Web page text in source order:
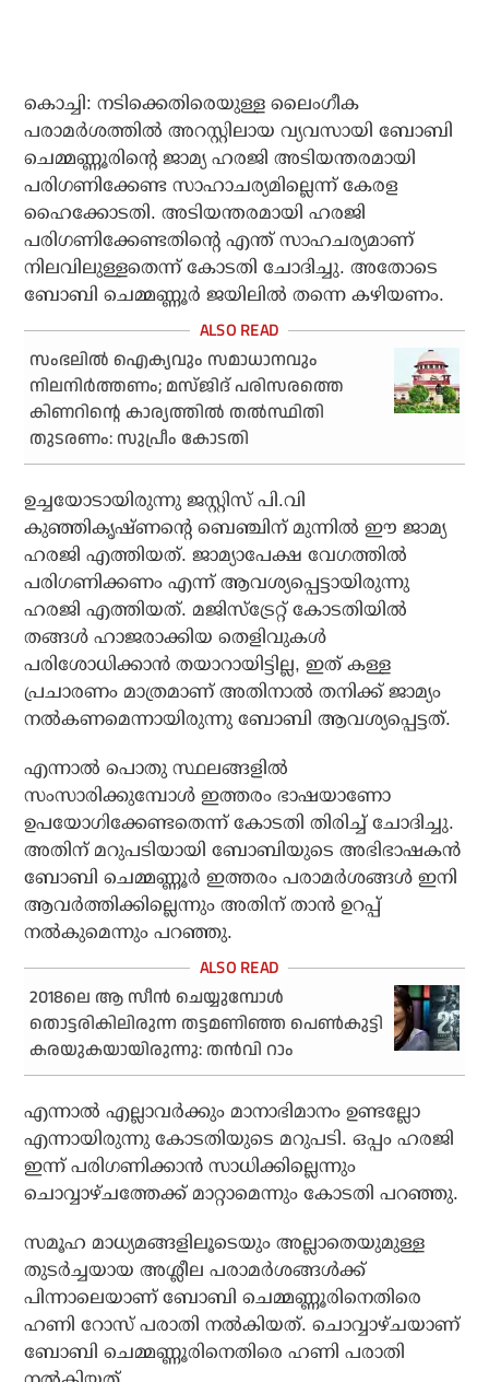
കൊച്ചി: നടിക്കെതിരെയുള്ള ലൈംഗീക
പരാമർശത്തിൽ അറസ്റ്റിലായ വ്യവസായി ബോബി
ചെമ്മണ്ണൂരിന്റെ ജാമ്യ ഹരജി അടിയന്തരമായി
പരിഗണിക്കേണ്ട സാഹാചര്യമില്ലെന്ന് കേരള
ഹൈക്കോടതി. അടിയന്തരമായി ഹരജി
പരിഗണിക്കേണ്ടതിന്റെ എന്ത് സാഹചര്യമാണ്
നിലവിലുള്ളതെന്ന് കോടതി ചോദിച്ചു. അതോടെ
ബോബി ചെമ്മണ്ണൂർ ജയിലിൽ തന്നെ കഴിയണം.
സംഭലില്‍ ഐക്യവും സമാധാനവും
നിലനിര്‍ത്തണം; മസ്ജിദ് പരിസരത്തെ
കിണറിന്റെ കാര്യത്തില്‍ തല്‍സ്ഥിതി
തുടരണം: സുപ്രീം കോടതി
ഉച്ചയോടായിരുന്നു ജസ്റ്റിസ് പി.വി
കുഞ്ഞികൃഷ്ണന്റെ ബെഞ്ചിന് മുന്നിൽ ഈ ജാമ്യ
ഹരജി എത്തിയത്. ജാമ്യാപേക്ഷ വേഗത്തിൽ
പരിഗണിക്കണം എന്ന് ആവശ്യപ്പെട്ടായിരുന്നു
ഹരജി എത്തിയത്. മജിസ്ട്രേറ്റ് കോടതിയിൽ
തങ്ങൾ ഹാജരാക്കിയ തെളിവുകൾ
പരിശോധിക്കാൻ തയാറായിട്ടില്ല, ഇത് കള്ള
പ്രചാരണം മാത്രമാണ് അതിനാൽ തനിക്ക് ജാമ്യം
നൽകണമെന്നായിരുന്നു ബോബി ആവശ്യപ്പെട്ടത്.
എന്നാൽ പൊതു സ്ഥലങ്ങളിൽ
സംസാരിക്കുമ്പോൾ ഇത്തരം ഭാഷയാണോ
ഉപയോഗിക്കേണ്ടതെന്ന് കോടതി തിരിച്ച് ചോദിച്ചു.
അതിന് മറുപടിയായി ബോബിയുടെ അഭിഭാഷകൻ
ബോബി ചെമ്മണ്ണൂർ ഇത്തരം പരാമർശങ്ങൾ ഇനി
ആവർത്തിക്കില്ലെന്നും അതിന് താൻ ഉറപ്പ്
നൽകുമെന്നും പറഞ്ഞു.
2018ലെ ആ സീന്‍ ചെയ്യുമ്പോള്‍
തൊട്ടരികിലിരുന്ന തട്ടമണിഞ്ഞ പെണ്‍കുട്ടി
കരയുകയായിരുന്നു: തന്‍വി റാം
എന്നാൽ എല്ലാവർക്കും മാനാഭിമാനം ഉണ്ടല്ലോ
എന്നായിരുന്നു കോടതിയുടെ മറുപടി. ഒപ്പം ഹരജി
ഇന്ന് പരിഗണിക്കാൻ സാധിക്കില്ലെന്നും
ചൊവ്വാഴ്ചത്തേക്ക് മാറ്റാമെന്നും കോടതി പറഞ്ഞു.
സമൂഹ മാധ്യമങ്ങളിലൂടെയും അല്ലാതെയുമുള്ള
തുടര്‍ച്ചയായ അശ്ലീല പരാമര്‍ശങ്ങള്‍ക്ക്
പിന്നാലെയാണ് ബോബി ചെമ്മണ്ണൂരിനെതിരെ
ഹണി റോസ് പരാതി നല്‍കിയത്. ചൊവ്വാഴ്ചയാണ്
ബോബി ചെമ്മണ്ണൂരിനെതിരെ ഹണി പരാതി